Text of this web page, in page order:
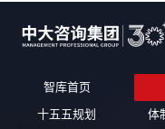
智库首页
十五五规划
体